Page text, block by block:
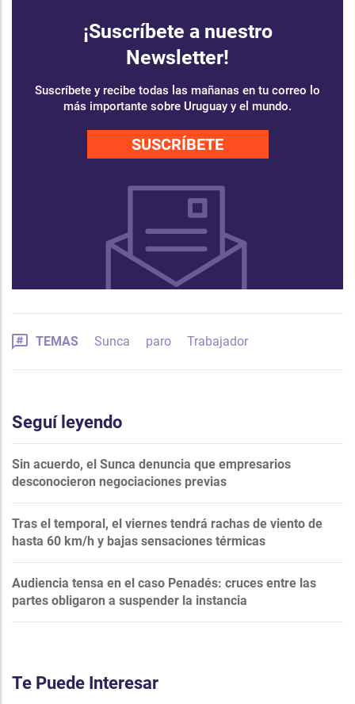
¡Suscríbete a nuestro
Newsletter!
Suscríbete y recibe todas las mañanas en tu correo lo
más importante sobre Uruguay y el mundo.
SUSCRÍBETE
TEMAS Sunca paro Trabajador
Seguí leyendo
Sin acuerdo, el Sunca denuncia que empresarios
desconocieron negociaciones previas
Tras el temporal, el viernes tendrá rachas de viento de
hasta 60 km/h y bajas sensaciones térmicas
Audiencia tensa en el caso Penadés: cruces entre las
partes obligaron a suspender la instancia
Te Puede Interesar